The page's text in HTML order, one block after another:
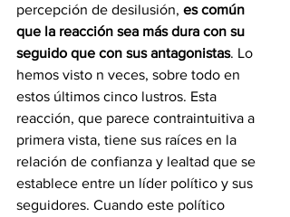
percepción de desilusión, es común
que la reacción sea más dura con su
seguido que con sus antagonistas. Lo
hemos visto n veces, sobre todo en
estos últimos cinco lustros. Esta
reacción, que parece contraintuitiva a
primera vista, tiene sus raíces en la
relación de confianza y lealtad que se
establece entre un líder político y sus
seguidores. Cuando este político